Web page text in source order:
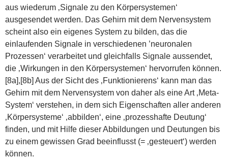
aus wiederum ‚Signale zu den Körpersystemen‘
ausgesendet werden. Das Gehirn mit dem Nervensystem
scheint also ein eigenes System zu bilden, das die
einlaufenden Signale in verschiedenen ’neuronalen
Prozessen‘ verarbeitet und gleichfalls Signale aussendet,
die ‚Wirkungen in den Körpersystemen‘ hervorrufen können.
[8a],[8b] Aus der Sicht des ‚Funktionierens‘ kann man das
Gehirn mit dem Nervensystem von daher als eine Art ‚Meta-
System‘ verstehen, in dem sich Eigenschaften aller anderen
‚Körpersysteme‘ ‚abbilden‘, eine ‚prozesshafte Deutung‘
finden, und mit Hilfe dieser Abbildungen und Deutungen bis
zu einem gewissen Grad beeinflusst (= ‚gesteuert‘) werden
können.